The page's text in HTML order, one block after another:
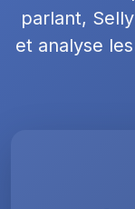
parlant,
et analyse